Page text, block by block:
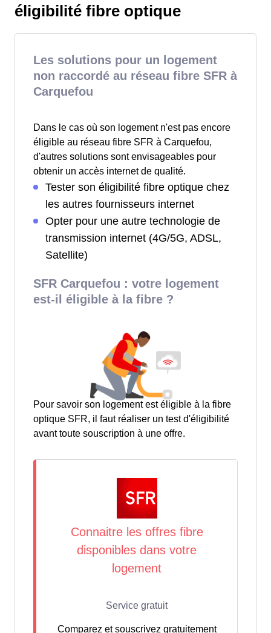
éligibilité fibre optique
Les solutions pour un logement
non raccordé au réseau fibre SFR à
Carquefou
Dans le cas où son logement n'est pas encore
éligible au réseau fibre SFR à Carquefou,
d'autres solutions sont envisageables pour
obtenir un accès internet de qualité.
Tester son éligibilité fibre optique chez
les autres fournisseurs internet
Opter pour une autre technologie de
transmission internet (4G/5G, ADSL,
Satellite)
SFR Carquefou : votre logement
est-il éligible à la fibre ?
Pour savoir son logement est éligible à la fibre
optique SFR, il faut réaliser un test d'éligibilité
avant toute souscription à une offre.
Comparez et souscrivez gratuitement